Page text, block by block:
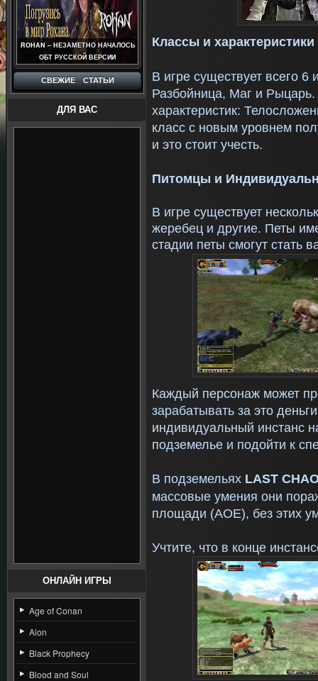
ROHAN – НЕЗАМЕТНО НАЧАЛОСЬ
ОБТ РУССКОЙ ВЕРСИИ
СВЕЖИЕ СТАТЬИ
ДЛЯ ВАС
ОНЛАЙН ИГРЫ
Age of Conan
Aion
Black Prophecy
Blood and Soul
Классы и
В игре существует всего
Разбойница, Маг и
характеристик:
класс с новым уровнем
и это стоит учесть.
Питомцы и
В игре существует
жеребец и другие. Петы
стадии петы смогут
Каждый персонаж может
зарабатывать за это
индивидуальный инстанс
подземелье и подойти к
В подземельях LAST
массовые умения они
площади (AOE), без этих
Учтите, что в конце